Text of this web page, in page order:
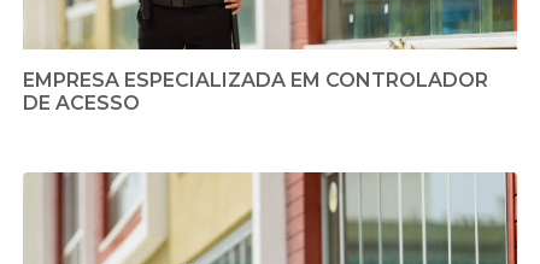
EMPRESA ESPECIALIZADA EM CONTROLADOR
DE ACESSO